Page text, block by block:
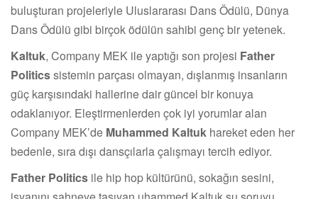
buluşturan projeleriyle Uluslararası Dans Ödülü, Dünya
Dans Ödülü gibi birçok ödülün sahibi genç bir yetenek.
Kaltuk, Company MEK ile yaptığı son projesi Father
Politicssistemin parçası olmayan, dışlanmış insanların
güç karşısındaki hallerine dair güncel bir konuya
odaklanıyor. Eleştirmenlerden çok iyi yorumlar alan
Company MEK’de Muhammed Kaltuk hareket eden her
bedenle, sıra dışı dansçılarla çalışmayı tercih ediyor.
Father Politics ile hip hop kültürünü, sokağın sesini,